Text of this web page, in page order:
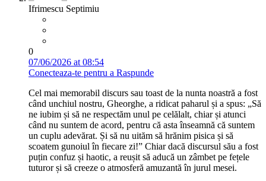
Ifrimescu Septimiu
0
07/06/2026 at 08:54
Conecteaza-te pentru a Raspunde
Cel mai memorabil discurs sau toast de la nunta noastră a fost
când unchiul nostru, Gheorghe, a ridicat paharul și a spus: „Să
ne iubim și să ne respectăm unul pe celălalt, chiar și atunci
când nu suntem de acord, pentru că asta înseamnă că suntem
un cuplu adevărat. Și să nu uităm să hrănim pisica și să
scoatem gunoiul în fiecare zi!” Chiar dacă discursul său a fost
puțin confuz și haotic, a reușit să aducă un zâmbet pe fețele
tuturor și să creeze o atmosferă amuzantă în jurul mesei.